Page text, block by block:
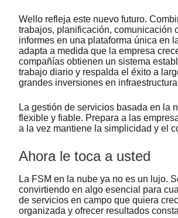
Wello refleja este nuevo futuro.
trabajos, planificación, comunicación
informes en una plataforma única en
adapta a medida que la empresa
compañías obtienen un sistema
trabajo diario y respalda el éxito a
grandes inversiones en
La gestión de servicios basada en la
flexible y fiable. Prepara a las
a la vez mantiene la simplicidad y el
Ahora le toca a usted
La FSM en la nube ya no es un lujo.
convirtiendo en algo esencial para
de servicios en campo que quiera
organizada y ofrecer resultados